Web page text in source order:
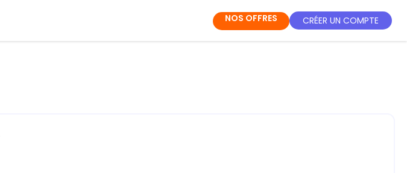
NOS OFFRES CRÉER UN COMPTE